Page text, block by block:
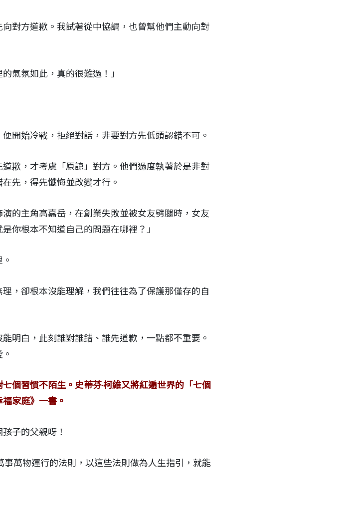
對方道歉。我試著從中協調，也曾幫他們主動向對
氣氛如此，真的很難過！」
開始冷戰，拒絕對話，非要對方先低頭認錯不可。
歉，才考慮「原諒」對方。他們過度執著於是非對
先，得先懺悔並改變才行。
的主角高嘉岳，在創業失敗並被女友劈腿時，女友
你根本不知道自己的問題在哪裡？」
，卻根本沒能理解，我們往往為了保護那僅存的自
明白，此刻誰對誰錯、誰先道歉，一點都不重要。
個習慣不陌生。史蒂芬‧柯維又將紅遍世界的「七個
家庭》一書。
子的父親呀！
萬物運行的法則，以這些法則做為人生指引，就能